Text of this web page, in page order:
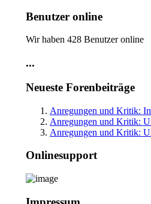
Benutzer online
Wir haben 428 Benutzer online
...
Neueste Forenbeiträge
Anregungen und Kritik:
Anregungen und Kritik:
Anregungen und Kritik:
Onlinesupport